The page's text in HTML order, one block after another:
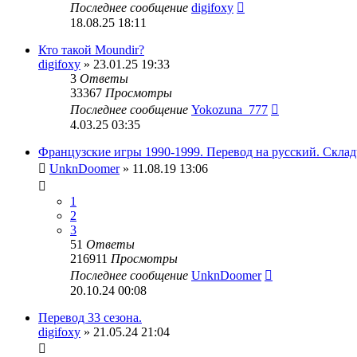
Последнее сообщение digifoxy
18.08.25 18:11
Кто такой Moundir?
digifoxy » 23.01.25 19:33
3 Ответы
33367 Просмотры
Последнее сообщение Yokozuna_777
4.03.25 03:35
Французские игры 1990-1999. Перевод на русский.
UnknDoomer» 11.08.19 13:06
1
2
3
51 Ответы
216911 Просмотры
Последнее сообщение UnknDoomer
20.10.24 00:08
Перевод 33 сезона.
digifoxy » 21.05.24 21:04